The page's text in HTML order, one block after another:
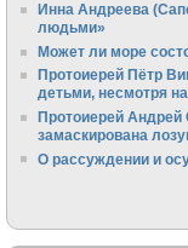
Инна Андреева
людьми»
Может ли море
Протоиерей Пётр
детьми, несмотря
Протоиерей Андрей
замаскирована
О рассуждении и